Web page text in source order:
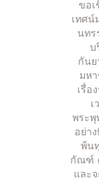
ขอเ
เทศน์
นทร
บ
กัน
มห
เรื่อ
เ
พระพุ
อย่า
พ้น
กัณฑ์
และ